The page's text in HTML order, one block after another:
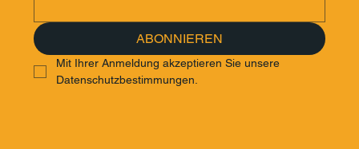
ABONNIEREN
Mit Ihrer Anmeldung akzeptieren Sie unsere
Datenschutzbestimmungen.